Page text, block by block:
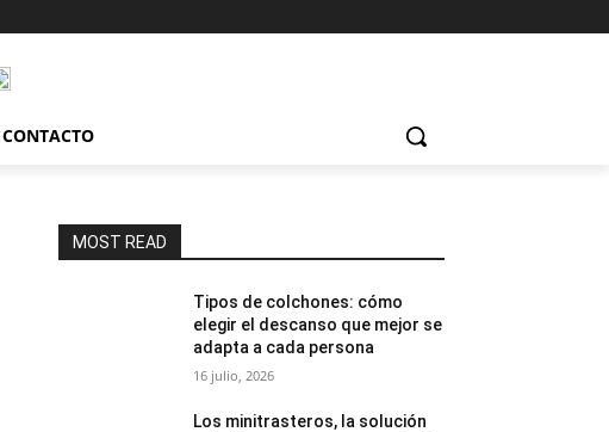
CONTACTO
MOST READ
Tipos de colchones: cómo
elegir el descanso que mejor se
adapta a cada persona
16 julio, 2026
Los minitrasteros, la solución